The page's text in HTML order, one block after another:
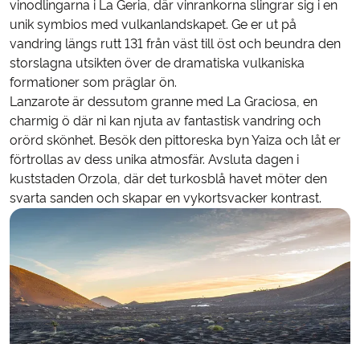
vinodlingarna i La Geria, där vinrankorna slingrar sig i en
unik symbios med vulkanlandskapet. Ge er ut på
vandring längs rutt 131 från väst till öst och beundra den
storslagna utsikten över de dramatiska vulkaniska
formationer som präglar ön.
Lanzarote är dessutom granne med La Graciosa, en
charmig ö där ni kan njuta av fantastisk vandring och
orörd skönhet. Besök den pittoreska byn Yaiza och låt er
förtrollas av dess unika atmosfär. Avsluta dagen i
kuststaden Orzola, där det turkosblå havet möter den
svarta sanden och skapar en vykortsvacker kontrast.